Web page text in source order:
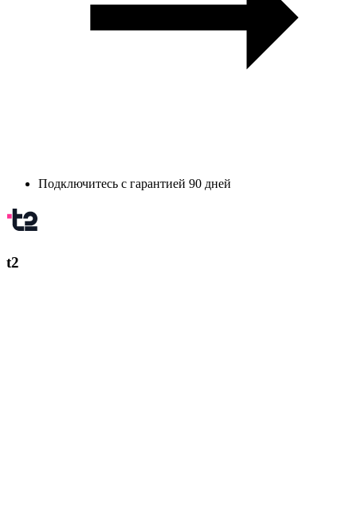
Подключитесь с гарантией 90 дней
t2